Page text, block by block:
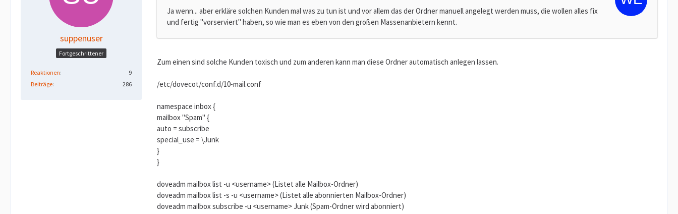
suppenuser
Fortgeschrittener
Reaktionen
9
Beiträge
286
Ja wenn... aber erkläre solchen Kunden mal was zu tun ist und vor allem das der Ordner manuell angelegt werden muss, die wollen alles fix
und fertig "vorserviert" haben, so wie man es eben von den großen Massenanbietern kennt.
Zum einen sind solche Kunden toxisch und zum anderen kann man diese Ordner automatisch anlegen lassen.
/etc/dovecot/conf.d/10-mail.conf
namespace inbox {
mailbox "Spam" {
auto = subscribe
special_use = \Junk
}
}
doveadm mailbox list -u <username> (Listet alle Mailbox-Ordner)
doveadm mailbox list -s -u <username> (Listet alle abonnierten Mailbox-Ordner)
doveadm mailbox subscribe -u <username> Junk (Spam-Ordner wird abonniert)